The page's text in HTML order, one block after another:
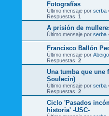
Fotografías
Último mensaje por serba
Respuestas: 1
A prisión de
Último mensaje por serba
Francisco Ballón
Último mensaje por
Respuestas: 2
Una tumba que une
Soulecín)
Último mensaje por serba
Respuestas: 2
Ciclo 'Pasados
historia' -USC-